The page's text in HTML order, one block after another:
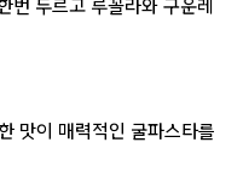
번 두르고 루꼴라와 구운레
맛이 매력적인 굴파스타를